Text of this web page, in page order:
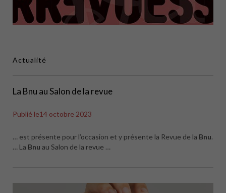
Actualité
La Bnu au Salon de la revue
Publié le14 octobre 2023
… est présente pour l’occasion et y présente la Revue de la Bnu.
… La Bnu au Salon de la revue …